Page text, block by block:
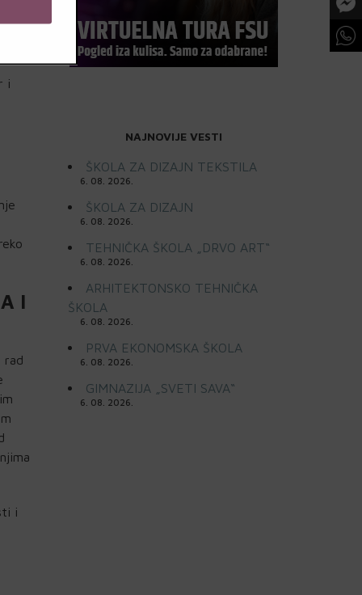
i
I
rad
i
NAJNOVIJE VESTI
ŠKOLA ZA DIZAJN TEKSTILA
6. 08. 2026.
ŠKOLA ZA DIZAJN
6. 08. 2026.
TEHNIČKA ŠKOLA „DRVO ART“
6. 08. 2026.
ARHITEKTONSKO TEHNIČKA
ŠKOLA
6. 08. 2026.
PRVA EKONOMSKA ŠKOLA
6. 08. 2026.
GIMNAZIJA „SVETI SAVA“
6. 08. 2026.